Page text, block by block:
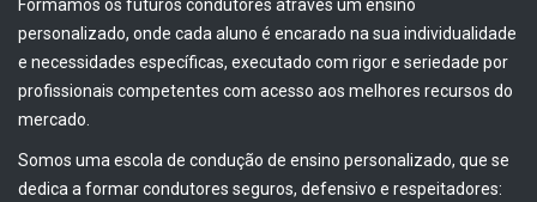
Formamos os futuros condutores através um ensino
personalizado, onde cada aluno é encarado na sua individualidade
e necessidades específicas, executado com rigor e seriedade por
profissionais competentes com acesso aos melhores recursos do
mercado.
Somos uma escola de condução de ensino personalizado, que se
dedica a formar condutores seguros, defensivo e respeitadores: